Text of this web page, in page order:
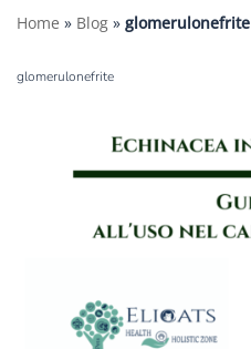
Home » Blog » glomerulonefrite
glomerulonefrite